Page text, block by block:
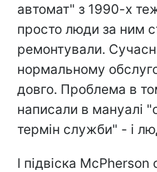
автомат" з 1990-х
просто люди за ним
ремонтували.
нормальному
довго. Проблема в
написали в мануалі
термін служби" - і
І підвіска